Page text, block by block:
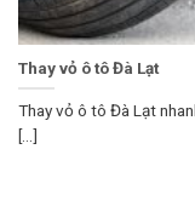
Thay vỏ ô tô Đà Lạt
Thay vỏ ô tô Đà Lạt
[...]